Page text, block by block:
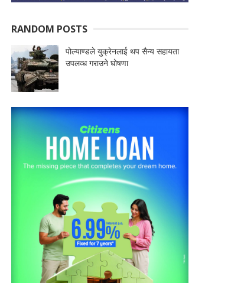
RANDOM POSTS
पोल्याण्डले युक्रेनलाई थप सैन्य सहायता
उपलव्ध गराउने घोषणा